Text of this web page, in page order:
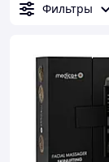
Фильтры